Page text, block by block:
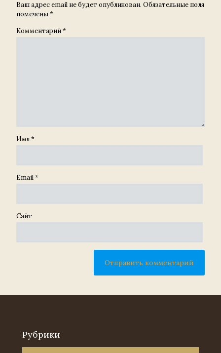
Ваш адрес email не будет опубликован. Обязательные поля
помечены*
Комментарий*
Имя*
Email*
Сайт
Рубрики